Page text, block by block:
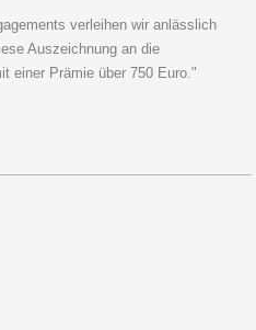
verleihen wir anlässlich
Auszeichnung an die
einer Prämie über 750 Euro."